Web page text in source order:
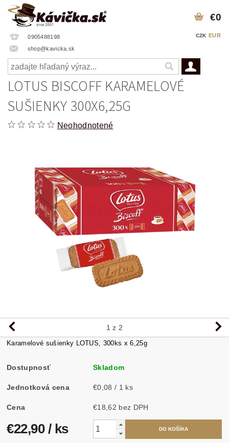
0905488198
shop@kavicka.sk
CZK EUR
€0
LOTUS BISCOFF KARAMELOVÉ
SUŠIENKY 300X6,25G
Neohodnotené
1 z 2
Karamelové sušienky LOTUS, 300ks x 6,25g
Dostupnosť Skladom
Jednotková cena €0,08 / 1 ks
Cena €18,62 bez DPH
€22,90 / ks